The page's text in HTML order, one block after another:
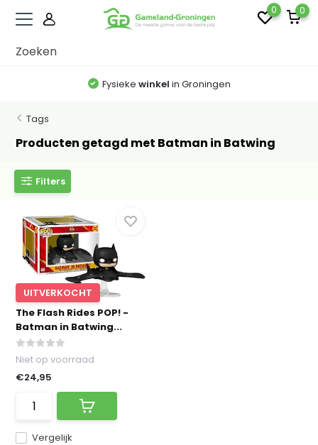
0 0
Fysieke winkel in Groningen
Tags
Producten getagd met Batman in Batwing
Filters
UITVERKOCHT
The Flash Rides POP! -
Batman in Batwing...
Vergelijk
Niet op voorraad
€24,95